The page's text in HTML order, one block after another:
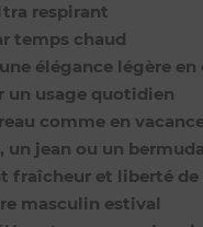
respirant
temps chaud
élégance légère en
un usage quotidien
comme en
un jean ou un bermuda
fraîcheur et liberté
masculin estival